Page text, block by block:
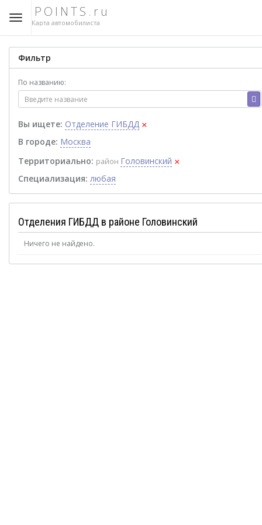
POINTS.ru
Карта автомобилиста
Фильтр
По названию:
Вы ищете: Отделение ГИБДД ×
В городе: Москва
Территориально: район Головинский ×
Специализация: любая
Отделения ГИБДД в районе Головинский
Ничего не найдено.